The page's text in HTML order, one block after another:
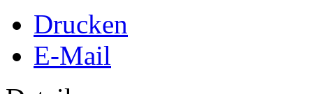
Drucken
E-Mail